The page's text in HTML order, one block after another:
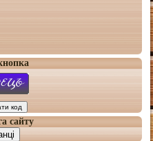
сайту